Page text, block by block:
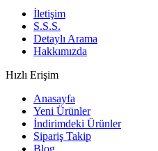
İletişim
S.S.S.
Detaylı Arama
Hakkımızda
Hızlı Erişim
Anasayfa
Yeni Ürünler
İndirimdeki Ürünler
Sipariş Takip